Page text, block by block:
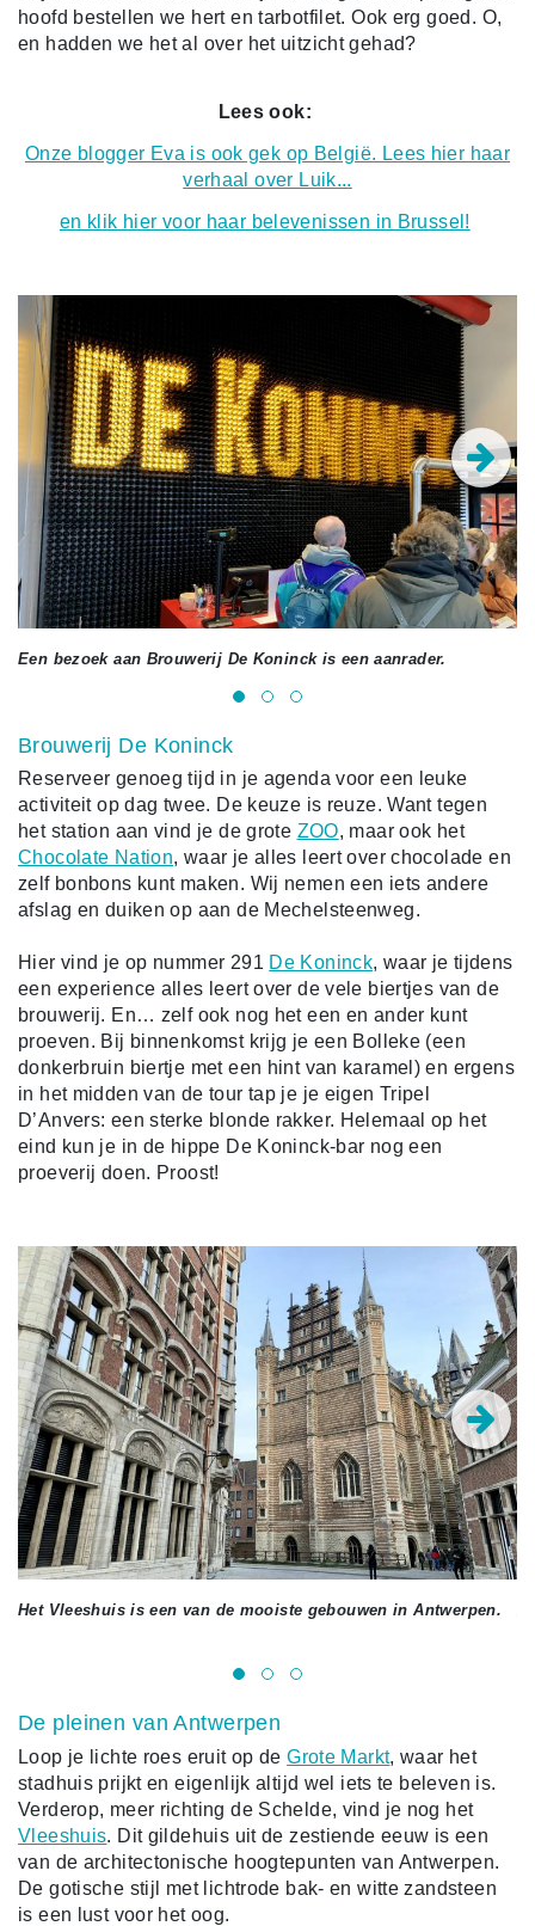
hoofd bestellen we hert en tarbotfilet. Ook erg goed. O,
en hadden we het al over het uitzicht gehad?
Lees ook:
Onze blogger Eva is ook gek op België. Lees hier haar
verhaal over Luik...
en klik hier voor haar belevenissen in Brussel!
Een bezoek aan Brouwerij De Koninck is een aanrader.
Brouwerij De Koninck
Reserveer genoeg tijd in je agenda voor een leuke
activiteit op dag twee. De keuze is reuze. Want tegen
het station aan vind je de grote ZOO, maar ook het
Chocolate Nation, waar je alles leert over chocolade en
zelf bonbons kunt maken. Wij nemen een iets andere
afslag en duiken op aan de Mechelsteenweg.
Hier vind je op nummer 291 De Koninck, waar je tijdens
een experience alles leert over de vele biertjes van de
brouwerij. En… zelf ook nog het een en ander kunt
proeven. Bij binnenkomst krijg je een Bolleke (een
donkerbruin biertje met een hint van karamel) en ergens
in het midden van de tour tap je je eigen Tripel
D’Anvers: een sterke blonde rakker. Helemaal op het
eind kun je in de hippe De Koninck-bar nog een
proeverij doen. Proost!
Het Vleeshuis is een van de mooiste gebouwen in Antwerpen.
De pleinen van Antwerpen
Loop je lichte roes eruit op deGrote Markt, waar het
stadhuis prijkt en eigenlijk altijd wel iets te beleven is.
Verderop, meer richting de Schelde, vind je nog het
Vleeshuis. Dit gildehuis uit de zestiende eeuw is een
van de architectonische hoogtepunten van Antwerpen.
De gotische stijl met lichtrode bak- en witte zandsteen
is een lust voor het oog.